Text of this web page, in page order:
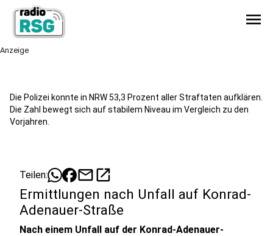
menu
Anzeige
Die Polizei konnte in NRW 53,3 Prozent aller Straftaten aufklären.
Die Zahl bewegt sich auf stabilem Niveau im Vergleich zu den
Vorjahren.
Teilen: mailopen_in_new
Ermittlungen nach Unfall auf Konrad-
Adenauer-Straße
Nach einem Unfall auf der Konrad-Adenauer-